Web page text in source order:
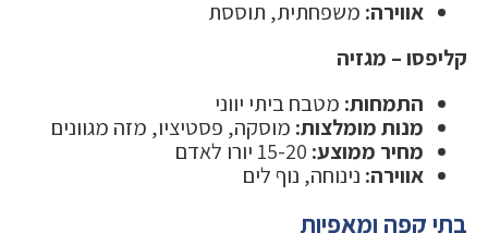
אווירה: משפחתית, תוססת
קליפסו – מגזיה
התמחות: מטבח ביתי יווני
מנות מומלצות: מוסקה, פסטיציו, מזה מגוונים
מחיר ממוצע:
אווירה: נינוחה, נוף לים
בתי קפה ומאפיות